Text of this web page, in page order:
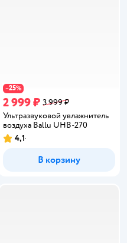
−25%
2 999 ₽ 3 999 ₽
Ультразвуковой увлажнитель
воздуха Ballu UHB-270
Рейтинг:
4,1
В корзину